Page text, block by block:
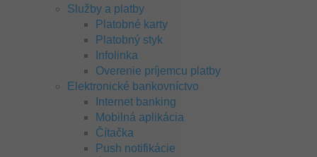
Služby a platby
Platobné karty
Platobný styk
Infolinka
Overenie príjemcu platby
Elektronické bankovníctvo
Internet banking
Mobilná aplikácia
Čítačka
Push notifikácie